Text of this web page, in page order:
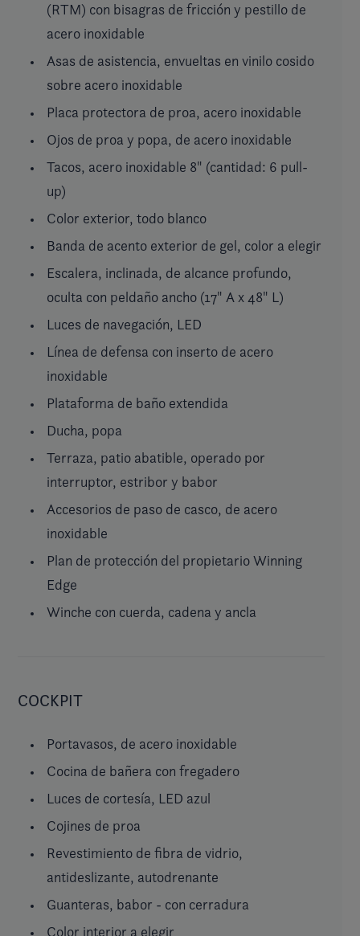
(RTM) con bisagras de fricción y pestillo de
acero inoxidable
Asas de asistencia, envueltas en vinilo cosido
sobre acero inoxidable
Placa protectora de proa, acero inoxidable
Ojos de proa y popa, de acero inoxidable
Tacos, acero inoxidable 8" (cantidad: 6 pull-
up)
Color exterior, todo blanco
Banda de acento exterior de gel, color a elegir
Escalera, inclinada, de alcance profundo,
oculta con peldaño ancho (17" A x 48" L)
Luces de navegación, LED
Línea de defensa con inserto de acero
inoxidable
Plataforma de baño extendida
Ducha, popa
Terraza, patio abatible, operado por
interruptor, estribor y babor
Accesorios de paso de casco, de acero
inoxidable
Plan de protección del propietario Winning
Edge
Winche con cuerda, cadena y ancla
COCKPIT
Portavasos, de acero inoxidable
Cocina de bañera con fregadero
Luces de cortesía, LED azul
Cojines de proa
Revestimiento de fibra de vidrio,
antideslizante, autodrenante
Guanteras, babor - con cerradura
Color interior a elegir